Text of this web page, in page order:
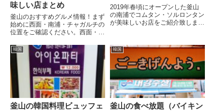
味しい店まとめ
釜山のおすすめグルメ情報！まず
始めに西面・南浦・チャガルチの
位置をご確認ください。西面・南
域別にご紹介致します。西面のお
すすめグルメ情報！南浦洞のおす
すめグルメ情報！チャガルチのお
すすめグルメ情報！釜山郊外の
お...
2019年春頃にオープンした釜山
の南浦でコムタン・ソルロンタン
が美味しいお店をご紹介致しま
常に美味しく、いつも大繁盛の人
気店です。南浦ソルロンタン（남
포설렁탕）お店の名前が「南浦
ソ...
韓国
釜山の韓国料理ビュッフェ
韓国
釜山の食べ放題（バイキン